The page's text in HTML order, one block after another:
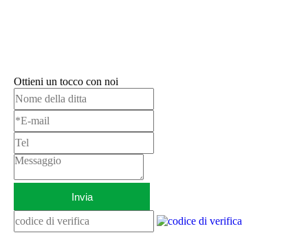
Ottieni un tocco con noi
Invia